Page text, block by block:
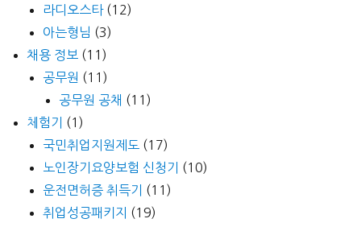
라디오스타(12)
아는형님 (3)
채용 정보 (11)
공무원 (11)
공무원 공채 (11)
체험기
(1)
국민취업지원제도 (17)
노인장기요양보험 신청기
(10)
운전면허증 취득기
(11)
취업성공패키지
(19)